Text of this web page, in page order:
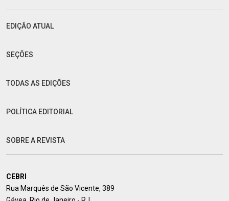
EDIÇÃO ATUAL
SEÇÕES
TODAS AS EDIÇÕES
POLÍTICA EDITORIAL
SOBRE A REVISTA
CEBRI
Rua Marquês de São Vicente, 389